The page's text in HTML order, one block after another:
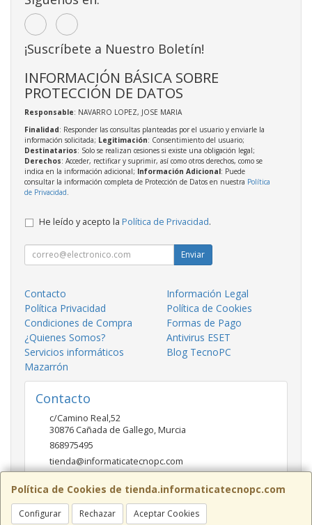
Política de Cookies de tienda.informaticatecnopc.com
Configurar Rechazar Aceptar Cookies
¡Suscríbete a Nuestro Boletín!
INFORMACIÓN BÁSICA SOBRE
PROTECCIÓN DE DATOS
Responsable: NAVARRO LOPEZ, JOSE MARIA
Finalidad: Responder las consultas planteadas por el usuario y enviarle la
información solicitada; Legitimación: Consentimiento del usuario;
Destinatarios: Solo se realizan cesiones si existe una obligación legal;
Derechos: Acceder, rectificar y suprimir, así como otros derechos, como se
indica en la información adicional; Información Adicional: Puede
consultar la información completa de Protección de Datos en nuestra Política
de Privacidad
He leído y acepto la Política de Privacidad.
Enviar
Contacto
Información Legal
Política Privacidad
Política de Cookies
Condiciones de Compra
Formas de Pago
¿Quienes Somos?
Antivirus ESET
Servicios informáticos
Mazarrón
Blog TecnoPC
Contacto
c/Camino Real,52
30876 Cañada de Gallego,Murcia
868975495
tienda@informaticatecnopc.com
Horario